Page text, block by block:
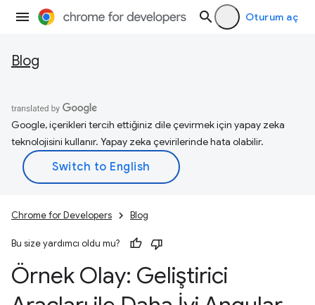
Oturum aç
Blog
Google, içerikleri tercih ettiğiniz dile çevirmek için yapay zeka
teknolojisini kullanır. Yapay zeka çevirilerinde hata olabilir.
Chrome for Developers Blog
Bu size yardımcı oldu mu?
Örnek Olay: Geliştirici